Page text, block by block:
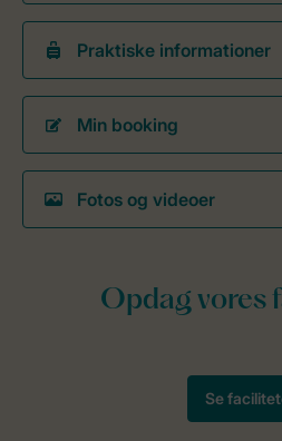
Praktiske informationer
Min booking
Fotos og videoer